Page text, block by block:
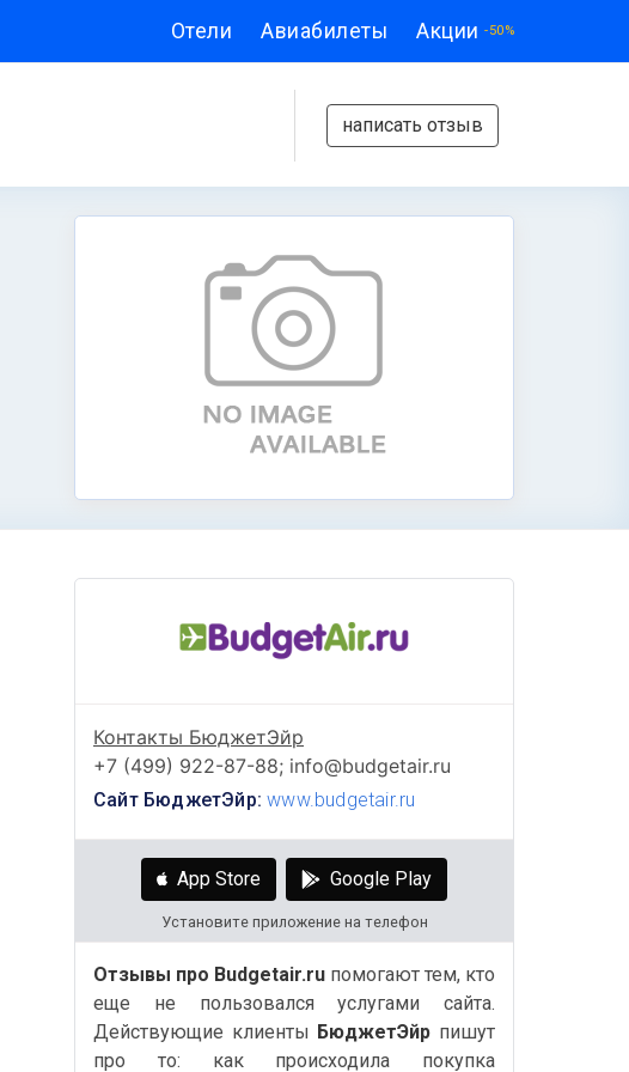
Отели Авиабилеты Акции -50%
написать отзыв
Контакты БюджетЭйр
+7 (499) 922-87-88; info@budgetair.ru
Сайт БюджетЭйр: www.budgetair.ru
App Store Google Play
Установите приложение на телефон
Отзывы про Budgetair.ru помогают тем, кто
еще не пользовался услугами сайта.
Действующие клиенты БюджетЭйр пишут
про то: как происходила покупка